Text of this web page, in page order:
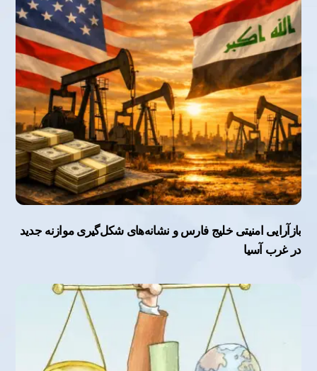
بازآرایی امنیتی خلیج فارس و نشانه‌های شکل‌گیری موازنه جدید
در غرب آسیا